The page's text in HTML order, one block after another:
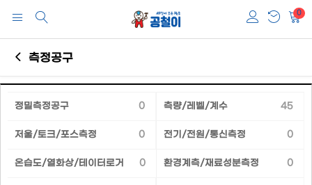
0
측정공구
정밀측정공구 0 측량/레벨/계수 45
저울/토크/포스측정 0 전기/전원/통신측정 0
온습도/열화상/테이터로거 0 환경계측/재료성분측정 0